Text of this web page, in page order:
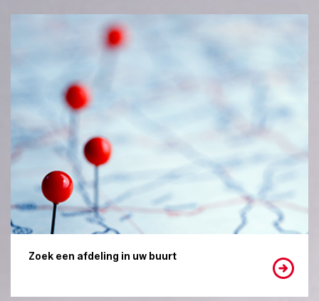
Zoek een afdeling in uw buurt